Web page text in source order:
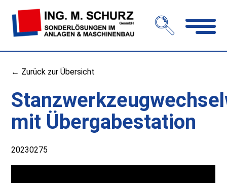
← Zurück zur Übersicht
mit Übergabestation
20230275